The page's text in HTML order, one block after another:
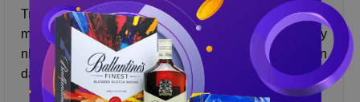
Tranh cá chép hoa sen có thể thể hiện cho sự may
mắn, tài lộc và sum vầy, thịnh vượng. Món quà này
như là những mong muốn mà doanh nghiệp muốn
dành cho đối tác.